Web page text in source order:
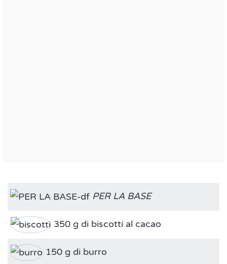
PER LA BASE
350 g di biscotti al cacao
150 g di burro